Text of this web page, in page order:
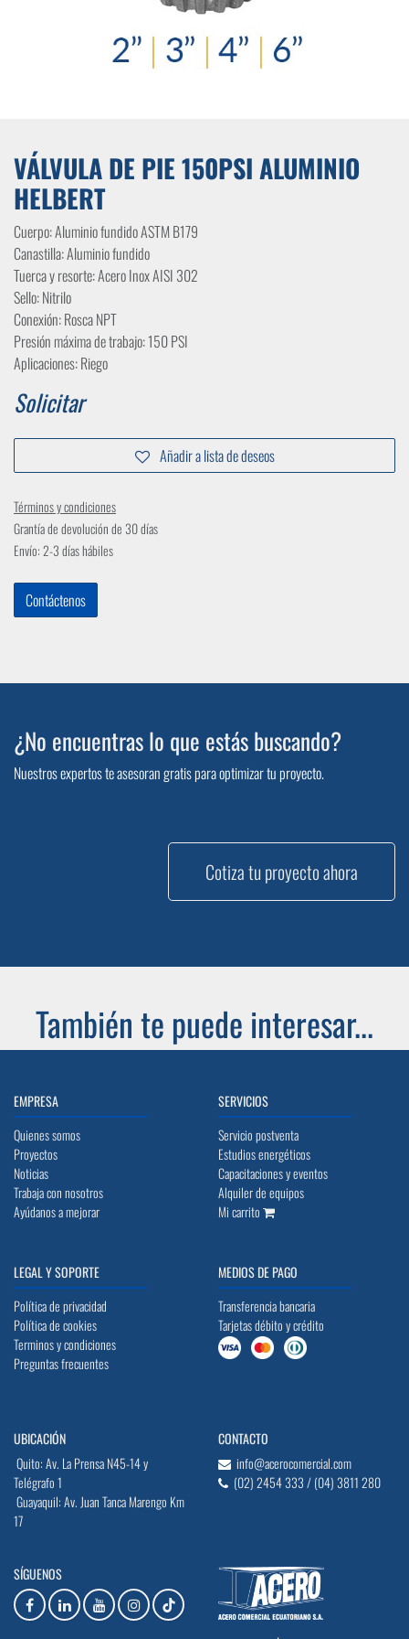
VÁLVULA DE PIE 150PSI ALUMINIO
HELBERT
Cuerpo: Aluminio fundido ASTM B179
Canastilla: Aluminio fundido
Tuerca y resorte: Acero Inox AISI 302
Sello: Nitrilo
Conexión: Rosca NPT
Presión máxima de trabajo: 150 PSI
Aplicaciones: Riego
Solicitar
Añadir a lista de deseos
Términos y condiciones
Grantía de devolución de 30 días
Envío: 2-3 días hábiles
Contáctenos
¿No encuentras lo que estás buscando?
Nuestros expertos te asesoran gratis para optimizar tu proyecto.
Cotiza tu proyecto ahora
También te puede interesar...
EMPRESA
Quienes somos
Proyectos
Noticias
Trabaja con nosotros
Ayúdanos a mejorar
SERVICIOS
Servicio postventa
Estudios energéticos
Capacitaciones y eventos
Alquiler de equipos
Mi carrito
LEGAL Y SOPORTE
Política de privacidad
Política de cookies
Terminos y condiciones
Preguntas frecuentes
MEDIOS DE PAGO
Transferencia bancaria
Tarjetas débito y crédito
UBICACIÓN
Quito: Av. La Prensa N45-14 y
Telégrafo 1
Guayaquil: Av. Juan Tanca Marengo Km
17
CONTACTO
info@acerocomercial.com
(02) 2454 333 / (04) 3811 280
SÍGUENOS